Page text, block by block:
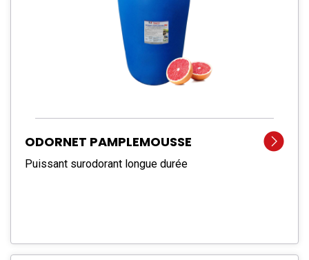
ODORNET PAMPLEMOUSSE
Puissant surodorant longue durée